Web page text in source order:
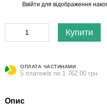
Ввійти для відображення
Купити
ОПЛАТА ЧАСТИНАМИ
5 платежів по 1 762.00 грн
Опис